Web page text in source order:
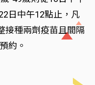
日中午12點止，凡
接種兩劑疫苗且間隔
約。